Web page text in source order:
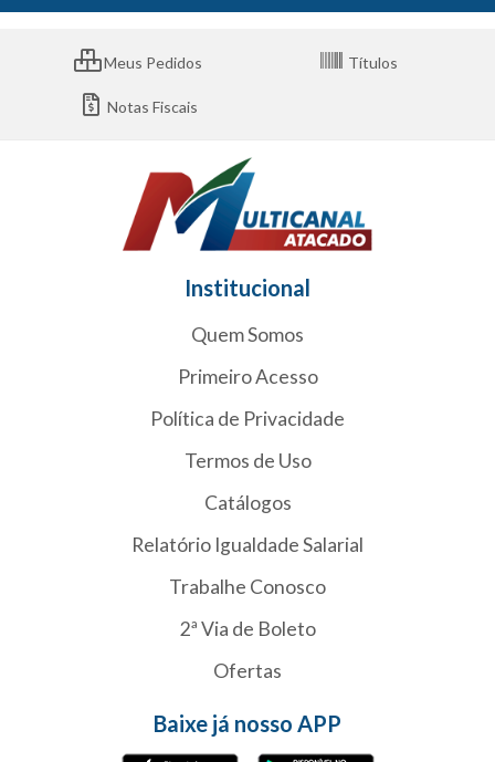
Meus Pedidos Títulos
Notas Fiscais
Institucional
Quem Somos
Primeiro Acesso
Política de Privacidade
Termos de Uso
Catálogos
Relatório Igualdade Salarial
Trabalhe Conosco
2ª Via de Boleto
Ofertas
Baixe já nosso APP